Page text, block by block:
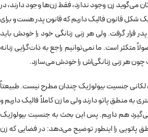
می‌گوید زن وجود ندارد، فقط زن‌ها وجود دارند، در
یک شکل قانون فالیک داریم که قانون پدر هست و برای
قرار گرفت. ولی هر زنی زنانگی خود را خودش باید
متکثر است. ما نمی‌توانیم راجع به ذات‌گرایی زنانه
چون هر زنی زنانگی‌ا‌ش را خودش می‌سازد.
لکانی جنسیت بیولوژیک چندان مطرح نیست. طبیعتاً
به منطق پاتو دارند ولی ما زن کاملاً فالیک داریم و
هم داریم. پس این بحث به جنسیت بیولوژیک
پاتویی را اینطور توضیح می‌دهد: در فضایی که زن